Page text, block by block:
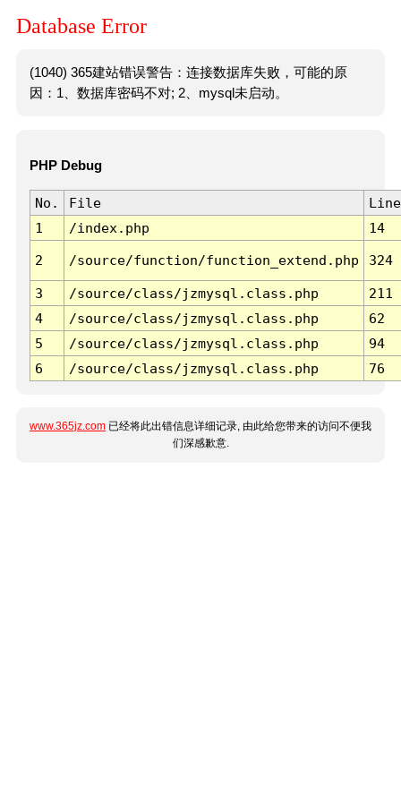
Database Error
(1040) 365建站错误警告：连接数据库失败，可能的原
因：1、数据库密码不对; 2、mysql未启动。
PHP Debug
No. File
Line
1
/index.php 14
2 /source/function/function_extend.php 324
3 /source/class/jzmysql.class.php
211
4
/source/class/jzmysql.class.php
62
5
/source/class/jzmysql.class.php
94
6
/source/class/jzmysql.class.php 76
www.365jz.com 已经将此出错信息详细记录, 由此给您带来的访问不便我
们深感歉意.